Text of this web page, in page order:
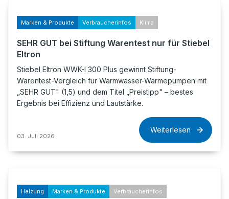
Marken & Produkte Verbraucherinfos Klima
SEHR GUT bei Stiftung Warentest nur für Stiebel
Eltron
Stiebel Eltron WWK-I 300 Plus gewinnt Stiftung-
Warentest-Vergleich für Warmwasser-Wärmepumpen mit
„SEHR GUT" (1,5) und dem Titel „Preistipp" – bestes
Ergebnis bei Effizienz und Lautstärke.
03. Juli 2026
Weiterlesen
Heizung Marken & Produkte Verbraucherinfos